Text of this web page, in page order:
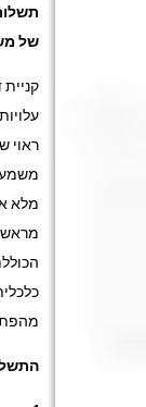
של
ראוי
מלא
מראש